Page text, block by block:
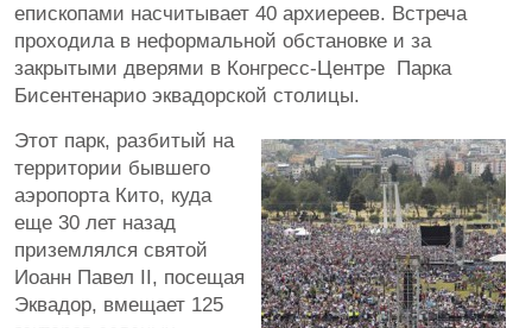
епископами насчитывает 40 архиереев. Встреча
проходила в неформальной обстановке и за
закрытыми дверями в Конгресс-Центре Парка
Бисентенарио эквадорской столицы.
Этот парк, разбитый на
территории бывшего
аэропорта Кито, куда
еще 30 лет назад
приземлялся святой
Иоанн Павел II, посещая
Эквадор, вмещает 125